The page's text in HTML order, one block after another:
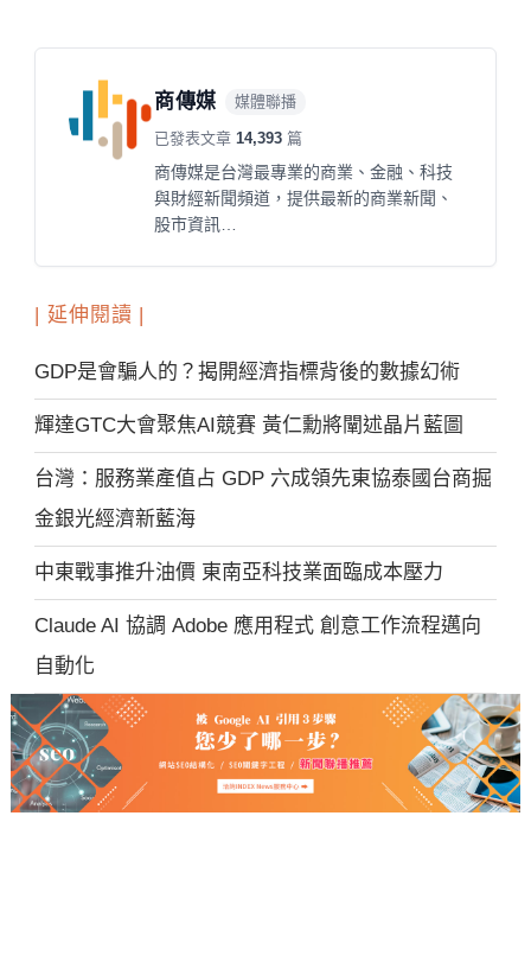
商傳媒 媒體聯播
已發表文章14,393 篇
商傳媒是台灣最專業的商業、金融、科技
與財經新聞頻道，提供最新的商業新聞、
股市資訊…
| 延伸閱讀 |
GDP是會騙人的？揭開經濟指標背後的數據幻術
輝達GTC大會聚焦AI競賽 黃仁勳將闡述晶片藍圖
台灣：服務業產值占 GDP 六成領先東協泰國台商掘
金銀光經濟新藍海
中東戰事推升油價 東南亞科技業面臨成本壓力
Claude AI 協調 Adobe 應用程式 創意工作流程邁向
自動化